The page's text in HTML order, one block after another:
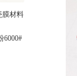
膜材料
6000#